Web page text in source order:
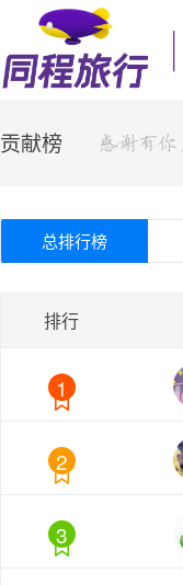
贡献榜
总排行榜
排行
1
2
3